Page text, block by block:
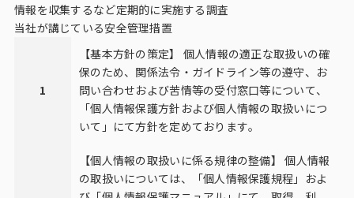
情報を収集するなど定期的に実施する調査
当社が講じている安全管理措置
1
【基本方針の策定】 個人情報の適正な取扱いの確
保のため、関係法令・ガイドライン等の遵守、お
問い合わせおよび苦情等の受付窓口等について、
「個人情報保護方針および個人情報の取扱いにつ
いて」にて方針を定めております。
【個人情報の取扱いに係る規律の整備】 個人情報
の取扱いについては、「個人情報保護規程」およ